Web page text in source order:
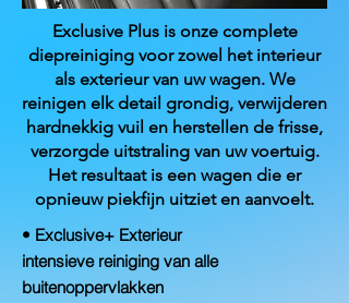
Exclusive Plus is onze complete
diepreiniging voor zowel het interieur
als exterieur van uw wagen. We
reinigen elk detail grondig, verwijderen
hardnekkig vuil en herstellen de frisse,
verzorgde uitstraling van uw voertuig.
Het resultaat is een wagen die er
opnieuw piekfijn uitziet en aanvoelt.
• Exclusive+ Exterieur
intensieve reiniging van alle
buitenoppervlakken